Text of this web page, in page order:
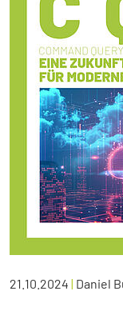
21.10.2024 | Daniel